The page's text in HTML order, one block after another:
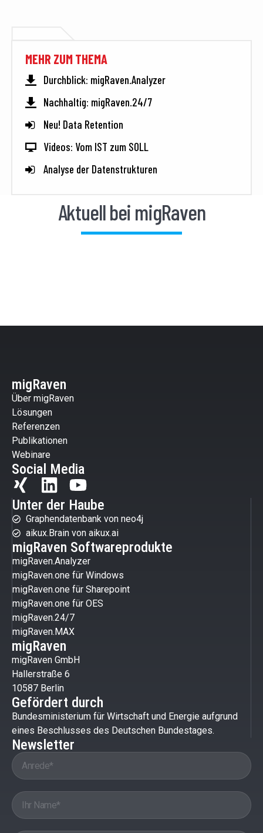
MEHR ZUM THEMA
Durchblick: migRaven.Analyzer
Nachhaltig: migRaven.24/7
Neu! Data Retention
Videos: Vom IST zum SOLL
Analyse der Datenstrukturen
Aktuell bei migRaven
migRaven
Über migRaven
Lösungen
Referenzen
Publikationen
Webinare
Social Media
Unter der Haube
Graphendatenbank von neo4j
aikux.Brain von aikux.ai
migRaven Softwareprodukte
migRaven.Analyzer
migRaven.one für Windows
migRaven.one für Sharepoint
migRaven.one für OES
migRaven.24/7
migRaven.MAX
migRaven
migRaven GmbH
Hallerstraße 6
10587 Berlin
Gefördert durch
Bundesministerium für Wirtschaft und Energie aufgrund
eines Beschlusses des Deutschen Bundestages.
Newsletter